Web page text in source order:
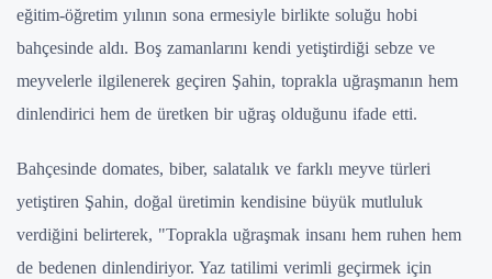
eğitim-öğretim yılının sona ermesiyle birlikte soluğu hobi
bahçesinde aldı. Boş zamanlarını kendi yetiştirdiği sebze ve
meyvelerle ilgilenerek geçiren Şahin, toprakla uğraşmanın hem
dinlendirici hem de üretken bir uğraş olduğunu ifade etti.
Bahçesinde domates, biber, salatalık ve farklı meyve türleri
yetiştiren Şahin, doğal üretimin kendisine büyük mutluluk
verdiğini belirterek, "Toprakla uğraşmak insanı hem ruhen hem
de bedenen dinlendiriyor. Yaz tatilimi verimli geçirmek için